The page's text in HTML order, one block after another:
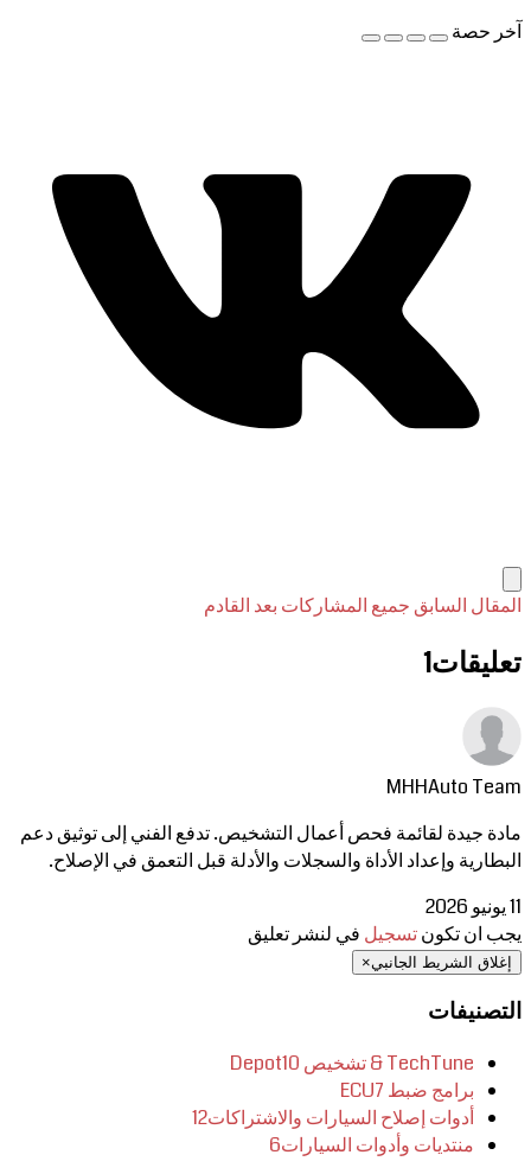
آخر حصة
المقال السابق جميع المشاركات بعد القادم
تعليقات1
MHHAuto Team
مادة جيدة لقائمة فحص أعمال التشخيص. تدفع الفني إلى توثيق دعم
البطارية وإعداد الأداة والسجلات والأدلة قبل التعمق في الإصلاح.
11 يونيو 2026
يجب ان تكونتسجيل في لنشر تعليق
إغلاق الشريط الجانبي×
التصنيفات
TechTune & تشخيص Depot
10
برامج ضبط ECU 7
أدوات إصلاح السيارات والاشتراكات12
منتديات وأدوات السيارات6